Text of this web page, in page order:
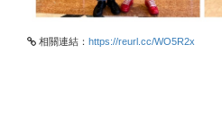
相關連結： https://reurl.cc/WO5R2x